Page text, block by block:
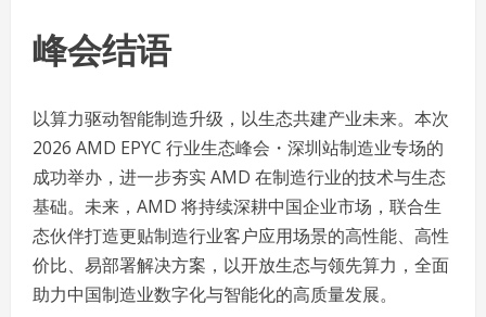
峰会结语
以算力驱动智能制造升级，以生态共建产业未来。本次
2026 AMD EPYC 行业生态峰会・深圳站制造业专场的
成功举办，进一步夯实 AMD 在制造行业的技术与生态
基础。未来，AMD 将持续深耕中国企业市场，联合生
态伙伴打造更贴制造行业客户应用场景的高性能、高性
价比、易部署解决方案，以开放生态与领先算力，全面
助力中国制造业数字化与智能化的高质量发展。